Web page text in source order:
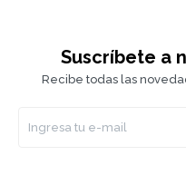
Suscríbete a
Recibe todas las